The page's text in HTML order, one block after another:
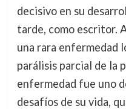
decisivo en su
tarde, como escritor.
una rara enfermedad
parálisis parcial de la
enfermedad fue uno
desafíos de su vida,